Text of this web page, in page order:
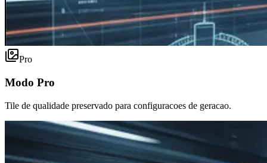
Pro
Modo Pro
Tile de qualidade preservado para configuracoes de geracao.